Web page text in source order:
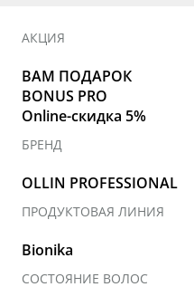
АКЦИЯ
ВАМ ПОДАРОК
BONUS PRO
Online-скидка 5%
БРЕНД
OLLIN PROFESSIONAL
ПРОДУКТОВАЯ ЛИНИЯ
Bionika
СОСТОЯНИЕ ВОЛОС